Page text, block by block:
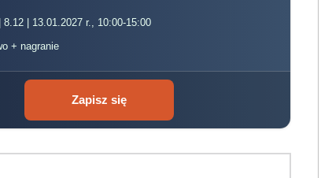
8.12 | 13.01.2027 r., 10:00-15:00
+ nagranie
Zapisz się